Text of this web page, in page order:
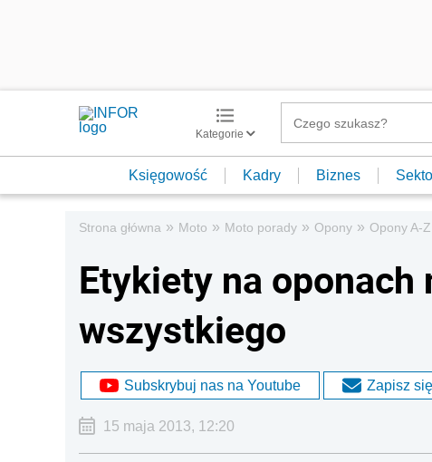
Kategorie
Księgowość Kadry Biznes
Strona główna » Moto » Moto porady » Opony » Opony A-Z
Etykiety na oponach
wszystkiego
Subskrybuj nas na Youtube Zapisz
15 maja 2013, 12:20